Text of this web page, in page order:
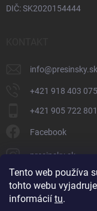
Tento web používa
tohto webu
informácií tu.
DIČ: SK2020154444
info@presinsky.sk
+421 918 403
+421 905 722
Facebook
presinsky.sk